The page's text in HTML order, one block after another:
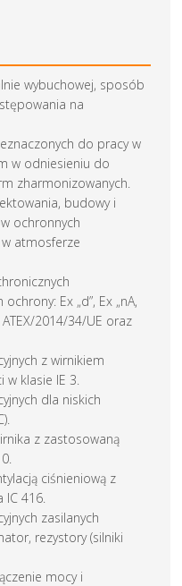
wybuchowej, sposób
na
do pracy w
w odniesieniu do
zharmonizowanych.
budowy i
ochronnych
atmosferze
Ex „d”, Ex „nA,
ATEX/2014/34/UE oraz
z wirnikiem
w klasie IE 3.
dla niskich
z zastosowaną
ciśnieniową z
IC 416.
zasilanych
rezystory (silniki
mocy i